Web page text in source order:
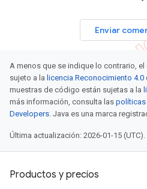
Enviar
A menos que se indique lo contrario,
sujeto a la licencia Reconocimiento 4.0
muestras de código están sujetas a la
más información, consulta las políticas
Developers. Java es una marca
Última actualización: 2026-01-15 (UTC).
Productos y precios